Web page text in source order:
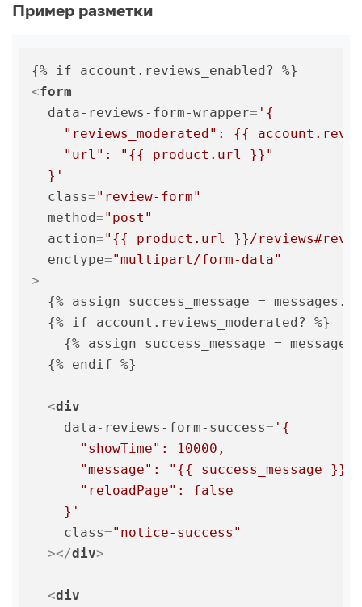
Пример разметки
<form
data-reviews-form-wrapper= '{
"reviews_moderated": {{
    "url": "{{ product.url }}"
  }'
class="review-form"
method="post"
action="{{ product.url }}/
enctype="multipart/form-data"
>
{% assign success_message =
  {% if account.reviews_moderated? %}
{% assign success_message =
  {% endif %}
<div
data-reviews-form-success= '{
      "showTime": 10000,
      "message": "{{ success_message }}",
      "reloadPage": false
    }'
class="notice-success"
  >
</div>
<div